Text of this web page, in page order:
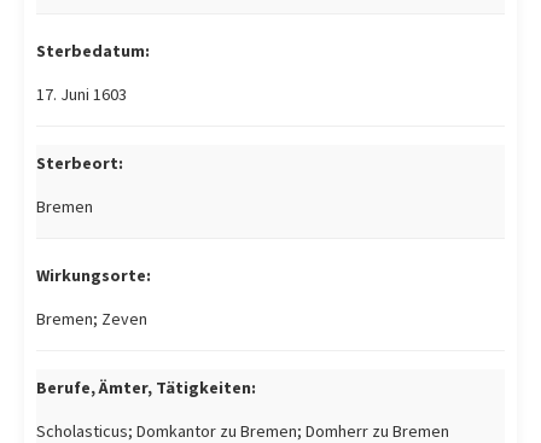
Sterbedatum:
17. Juni 1603
Sterbeort:
Bremen
Wirkungsorte:
Bremen; Zeven
Berufe, Ämter, Tätigkeiten:
Scholasticus; Domkantor zu Bremen; Domherr zu Bremen